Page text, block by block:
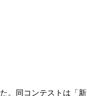
。同コンテストは「新